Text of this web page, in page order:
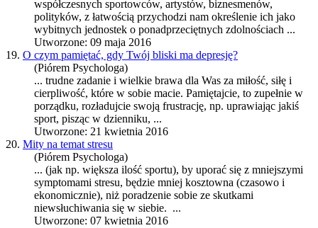
współczesnych sportowców, artystów, biznesmenów,
polityków, z łatwością przychodzi nam określenie ich jako
wybitnych jednostek o ponadprzeciętnych zdolnościach ...
Utworzone: 09 maja 2016
19. O czym pamiętać, gdy Twój bliski ma depresję?
(Piórem Psychologa)
... trudne zadanie i wielkie brawa dla Was za miłość, siłę i
cierpliwość, które w sobie macie. Pamiętajcie, to zupełnie w
porządku, rozładujcie swoją frustrację, np. uprawiając jakiś
sport, pisząc w dzienniku, ...
Utworzone: 21 kwietnia 2016
20. Mity na temat stresu
(Piórem Psychologa)
... (jak np. większa ilość sportu), by uporać się z mniejszymi
symptomami stresu, będzie mniej kosztowna (czasowo i
ekonomicznie), niż poradzenie sobie ze skutkami
niewsłuchiwania się w siebie. ...
Utworzone: 07 kwietnia 2016